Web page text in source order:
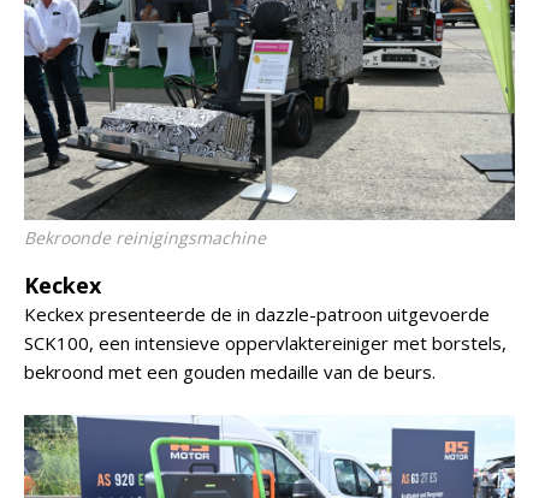
Bekroonde reinigingsmachine
Keckex
Keckex presenteerde de in dazzle-patroon uitgevoerde
SCK100, een intensieve oppervlaktereiniger met borstels,
bekroond met een gouden medaille van de beurs.